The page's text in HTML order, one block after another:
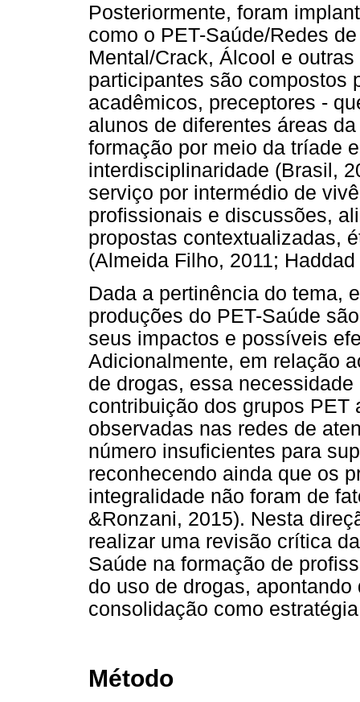
Posteriormente, foram
como o PET-Saúde/Redes
Mental/Crack, Álcool e
participantes são compostos
acadêmicos, preceptores -
alunos de diferentes áreas
formação por meio da tríade
interdisciplinaridade (Brasil,
serviço por intermédio de
profissionais e discussões,
propostas contextualizadas,
(Almeida Filho, 2011; Haddad
Dada a pertinência do tema,
produções do PET-Saúde
seus impactos e possíveis
Adicionalmente, em relação
de drogas, essa
contribuição dos grupos
observadas nas redes de
número insuficientes para
reconhecendo ainda que os
integralidade não foram de
&Ronzani, 2015). Nesta
realizar uma revisão crítica
Saúde na formação de
do uso de drogas,
consolidação como
Método